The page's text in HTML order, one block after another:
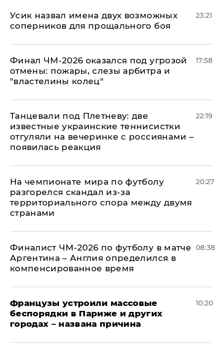
Усик назвал имена двух возможных
соперников для прощального боя
23:21
Финал ЧМ-2026 оказался под угрозой
отмены: пожары, слезы арбитра и
"властелины колец"
17:58
Танцевали под Плетневу: две
известные украинские теннисистки
отгуляли на вечеринке с россиянами –
появилась реакция
22:19
На чемпионате мира по футболу
разгорелся скандал из-за
территориального спора между двумя
странами
20:27
Финалист ЧМ-2026 по футболу в матче
Аргентина – Англия определился в
компенсированное время
08:38
Французы устроили массовые
беспорядки в Париже и других
городах – названа причина
10:20